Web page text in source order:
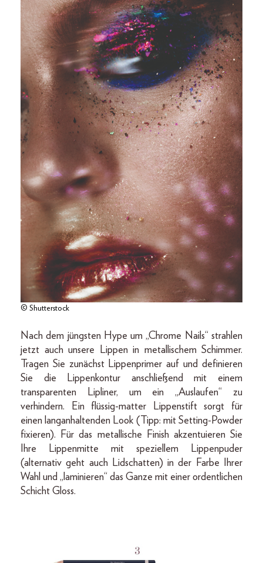
© Shutterstock
Nach dem jüngsten Hype um „Chrome Nails“ strahlen
jetzt auch unsere Lippen in metallischem Schimmer.
Tragen Sie zunächst Lippenprimer auf und definieren
Sie die Lippenkontur anschließend mit einem
transparenten Lipliner, um ein „Auslaufen“ zu
verhindern. Ein flüssig-matter Lippenstift sorgt für
einen langanhaltenden Look (Tipp: mit Setting-Powder
fixieren). Für das metallische Finish akzentuieren Sie
Ihre Lippenmitte mit speziellem Lippenpuder
(alternativ geht auch Lidschatten) in der Farbe Ihrer
Wahl und „laminieren“ das Ganze mit einer ordentlichen
Schicht Gloss.